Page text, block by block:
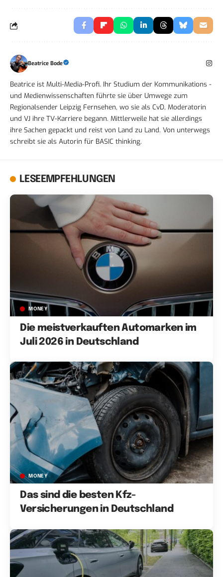
Beatrice Bode
Beatrice ist Multi-Media-Profi. Ihr Studium der Kommunikations -
und Medienwissenschaften führte sie über Umwege zum
Regionalsender Leipzig Fernsehen, wo sie als CvD, Moderatorin
und VJ ihre TV-Karriere begann. Mittlerweile hat sie allerdings
ihre Sachen gepackt und reist von Land zu Land. Von unterwegs
schreibt sie als Autorin für BASIC thinking.
LESEEMPFEHLUNGEN
MONEY
Die meistverkauften Automarken im
Juli 2026 in Deutschland
MONEY
Das sind die besten Kfz-
Versicherungen in Deutschland